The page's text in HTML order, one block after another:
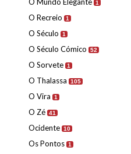
1
O Recreio 1
O Século 1
O Século Cómico 52
O Sorvete 1
O Thalassa 105
O Vira 1
O Zé 41
Ocidente 10
Os Pontos 1